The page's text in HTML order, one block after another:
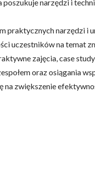
narzędzi i
praktycznych narzędzi i
uczestników na temat
zajęcia, case
oraz osiągania
na zwiększenie